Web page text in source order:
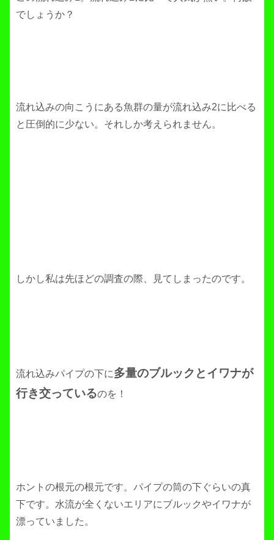
でしょうか？
流れ込みの向こうにある魚群の量が流れ込み2に比べる
と圧倒的に少ない。それしか考えられません。
しかし私は先ほどの調査の際、見てしまったのです。
流れ込みパイプの下に多量のブルックとイワナが
行き交っているのを！
ホントの根元の根元です。パイプの筒の下ぐらいの真
下です。水流が全くないエリアにブルックやイワナが
漂っていました。